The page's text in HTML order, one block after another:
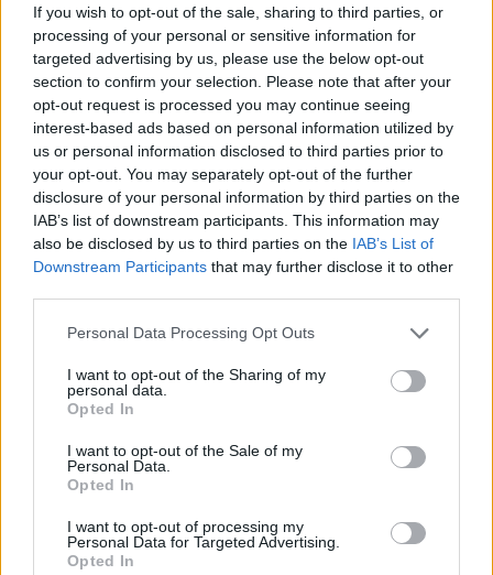
If you wish to opt-out of the sale, sharing to third parties, or
processing of your personal or sensitive information for
targeted advertising by us, please use the below opt-out
section to confirm your selection. Please note that after your
opt-out request is processed you may continue seeing
interest-based ads based on personal information utilized by
us or personal information disclosed to third parties prior to
your opt-out. You may separately opt-out of the further
disclosure of your personal information by third parties on the
IAB’s list of downstream participants. This information may
also be disclosed by us to third parties on the IAB’s List of
Downstream Participants that may further disclose it to other
Personal Data Processing Opt Outs
I want to opt-out of the Sharing of my
personal data.
Opted In
I want to opt-out of the Sale of my
Personal Data.
Opted In
I want to opt-out of processing my
Personal Data for Targeted Advertising.
Opted In
kedden jóváhagyhatja az Európai Bizottság
mintegy 10 milliárd eurónyi magyar kohéziós
forrás kifizetését. Azonban az igazságügyi
reformot még nem teljesítette a magyar kormány,
ezért majdnem biztosan eltolódik a döntés – tudta
meg több brüsszeli forrásból a Portfolio. A feloldó
végzés legkorábban szerdán születhet meg, de
ehhez a magyar parlamentnek kedd este el kell
fogadnia még egy jogszabályt. Uniós diplomaták
szerint a kormány rá is játszott, hogy egyszerre
legyen az Ukrajnáról szóló uniós csúcs, valamint a
várhatóan pozitív ítélet a horizontális feljogosító
Kedd reggeli hírlevelében a Politico arról írt, hogy kedden az
magyar kohéziós források kifizetését. A horizontális
feljogosító feltételek miatt folyó eljárás azonban addig
meg –, amíg egy jogszabályt még nem fogad el a magyar
országgyűlés. Több brüsszeli...